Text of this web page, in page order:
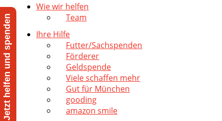
Wie wir helfen
Team
Ihre Hilfe
Futter/Sachspenden
Förderer
Geldspende
Viele schaffen mehr
Gut für München
gooding
amazon smile
Jetzt helfen und spenden